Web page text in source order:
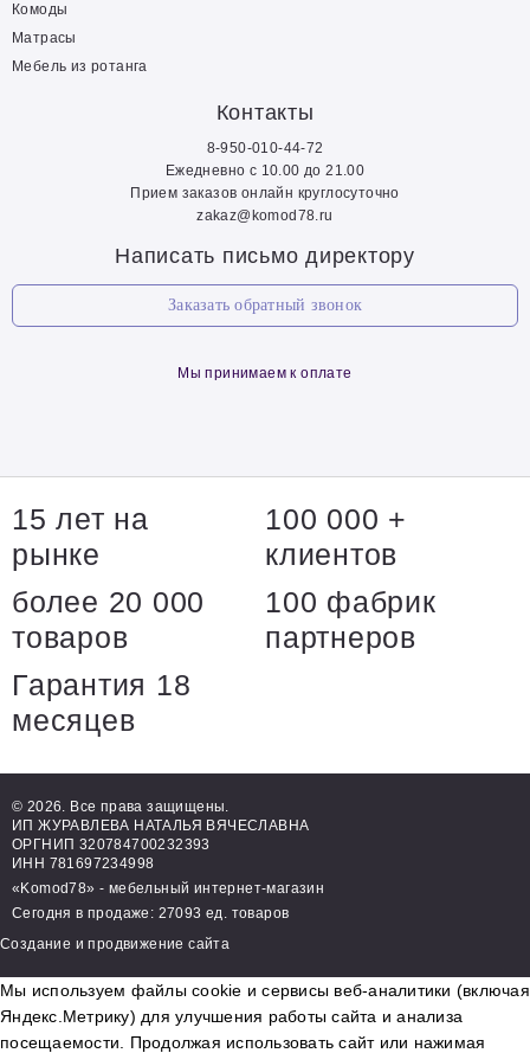
Комоды
Матрасы
Мебель из ротанга
Контакты
8-950-010-44-72
Ежедневно с 10.00 до 21.00
Прием заказов онлайн круглосуточно
zakaz@komod78.ru
Написать письмо директору
Заказать обратный звонок
Мы принимаем к оплате
15 лет на
рынке
100 000 +
клиентов
более 20 000
товаров
100 фабрик
партнеров
Гарантия 18
месяцев
© 2026. Все права защищены.
ИП ЖУРАВЛЕВА НАТАЛЬЯ ВЯЧЕСЛАВНА
ОРГНИП 320784700232393
ИНН 781697234998
«Komod78» - мебельный интернет-магазин
Сегодня в продаже: 27093 ед. товаров
Создание и продвижение сайта
Мы используем файлы cookie и сервисы веб-аналитики (включая
Яндекс.Метрику) для улучшения работы сайта и анализа
посещаемости. Продолжая использовать сайт или нажимая